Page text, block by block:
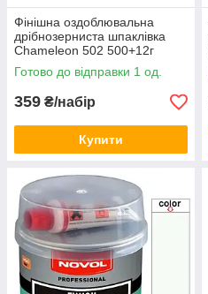
Фінішна оздоблювальна
дрібнозерниста шпаклівка
Chameleon 502 500+12г
Готово до відправки 1 од.
359 ₴/набір
Купити